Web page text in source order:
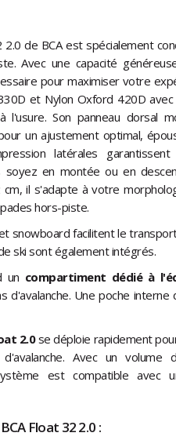
2.0 de BCA est spécialement
Avec une capacité
pour maximiser votre
et Nylon Oxford 420D
l'usure. Son panneau dorsal
un ajustement optimal,
latérales
soyez en montée ou en
il s'adapte à votre
hors-piste.
snowboard facilitent le
ski sont également intégrés.
un compartiment dédié à
d'avalanche. Une poche
2.0se déploie rapidement
Avec un
est compatible avec
Float 32 2.0 :